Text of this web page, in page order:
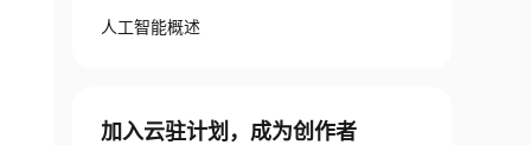
人工智能概述
加入云驻计划，成为创作者